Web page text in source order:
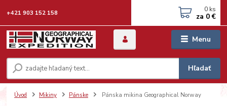
Menu
Hľadať
+421 903 152 158 0 ks
za 0 €
Úvod Mikiny Pánske Pánska mikina Geographical Norway